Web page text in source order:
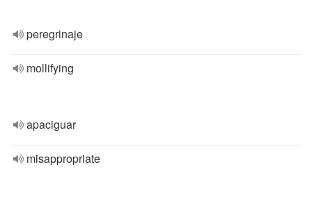
peregrinaje
mollifying
apaciguar
misappropriate